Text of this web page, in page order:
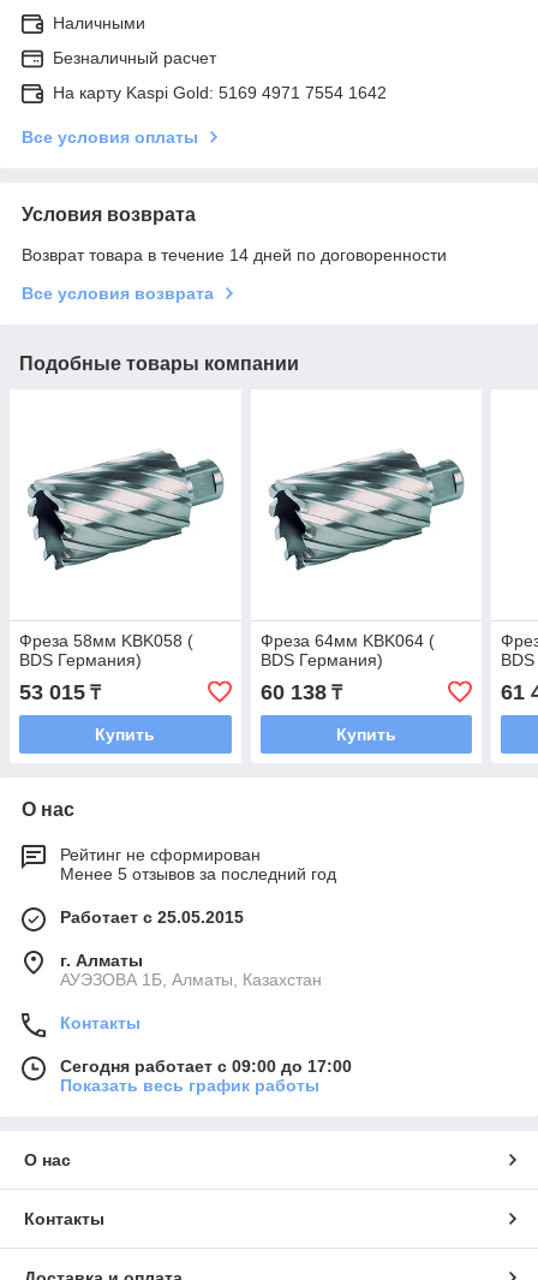
Наличными
Безналичный расчет
На карту Kaspi Gold: 5169 4971 7554 1642
Все условия оплаты
Условия возврата
Возврат товара в течение 14 дней по договоренности
Все условия возврата
Подобные товары компании
Фреза 58мм KBK058 (
BDS Германия)
53 015 ₸
Купить
Фреза 64мм KBK064 (
BDS Германия)
60 138₸
Купить
61
О нас
Рейтинг не сформирован
Менее 5 отзывов за последний год
Работает с 25.05.2015
г. Алматы
АУЭЗОВА 1Б, Алматы, Казахстан
Контакты
Сегодня работает с 09:00 до 17:00
Показать весь график работы
О нас
Контакты